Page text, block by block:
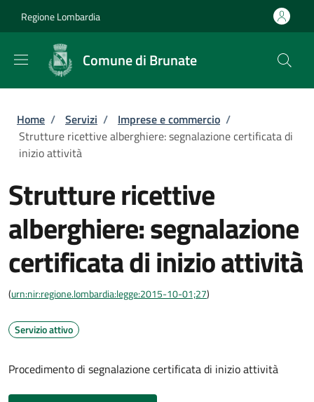
Regione Lombardia
Comune di Brunate
Briciole di pane
Home / Servizi / Imprese e commercio /
Strutture ricettive alberghiere: segnalazione certificata di
inizio attività
Strutture ricettive
alberghiere: segnalazione
certificata di inizio attività
(urn:nir:regione.lombardia:legge:2015-10-01;27)
Servizio attivo
Procedimento di segnalazione certificata di inizio attività